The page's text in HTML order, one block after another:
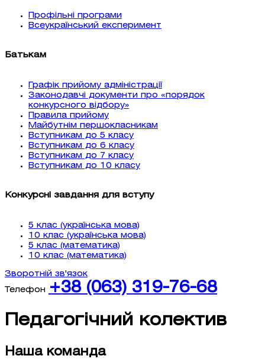
Профільні програми
Всеукраїнський експеримент
Батькам
Графік прийому адміністрації
Законодавчі документи про «порядок
конкурсного відбору»
Правила прийому
Майбутнім першокласникам
Вступникам до 5 класу
Вступникам до 6 класу
Вступникам до 7 класу
Вступникам до 10 класу
Конкурсні завдання для вступу
5 клас (українська мова)
10 клас (українська мова)
5 клас (математика)
10 клас (математика)
Зворотній зв'язок
Телефон +38 (063) 319-76-68
Педагогічний колектив
Наша команда